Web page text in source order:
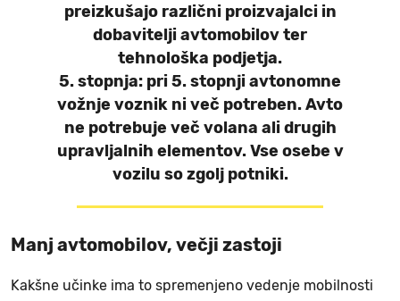
preizkušajo različni proizvajalci in
dobavitelji avtomobilov ter
tehnološka podjetja.
5. stopnja: pri 5. stopnji avtonomne
vožnje voznik ni več potreben. Avto
ne potrebuje več volana ali drugih
upravljalnih elementov. Vse osebe v
vozilu so zgolj potniki.
Manj avtomobilov, večji zastoji
Kakšne učinke ima to spremenjeno vedenje mobilnosti